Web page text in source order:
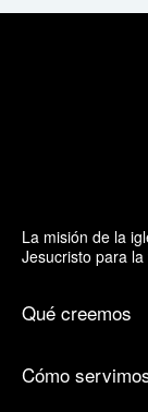
La misión de la
Jesucristo para
Qué creemos
Cómo